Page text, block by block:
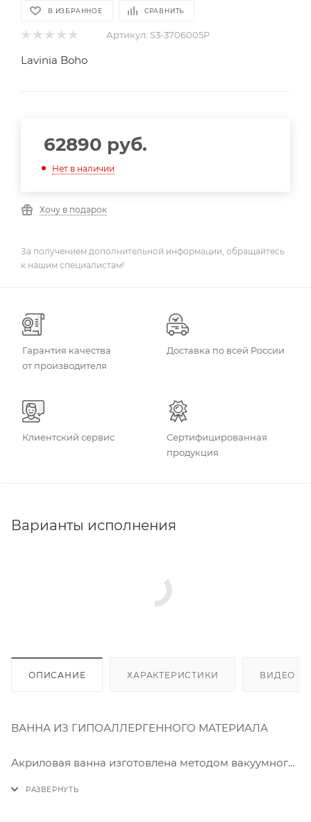
В ИЗБРАННОЕ СРАВНИТЬ
Артикул: S3-3706005P
Lavinia Boho
62890 руб.
Нет в наличии
Хочу в подарок
За получением дополнительной информации, обращайтесь
к нашим специалистам!
Гарантия качества
от производителя
Доставка по всей России
Клиентский сервис
Сертифицированная
продукция
Варианты исполнения
ОПИСАНИЕ ХАРАКТЕРИСТИКИ ВИДЕО
ВАННА ИЗ ГИПОАЛЛЕРГЕННОГО МАТЕРИАЛА
Акриловая ванна изготовлена методом вакуумного